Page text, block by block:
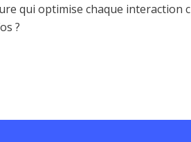
qui optimise chaque interaction
?